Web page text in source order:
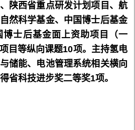
陕西省重点研发计划项目、航
然科学基金、中国博士后基金
博士后基金面上资助项目（一
目等纵向课题10项。主持氢电
储能、电池管理系统相关横向
省科技进步奖二等奖1项。